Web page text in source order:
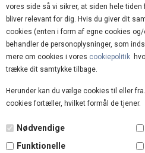
vores side så vi sikrer, at siden hele
bliver relevant for dig. Hvis du giver dit
cookies (enten i form af egne cookies
behandler de personoplysninger, som
mere om cookies i vores cookiepolitik
trække dit samtykke tilbage.
Herunder kan du vælge cookies til eller
cookies fortæller, hvilket formål de tjener.
Nødvendige
Funktionelle
Forside» Brands»Esmé Studios
TILBUD